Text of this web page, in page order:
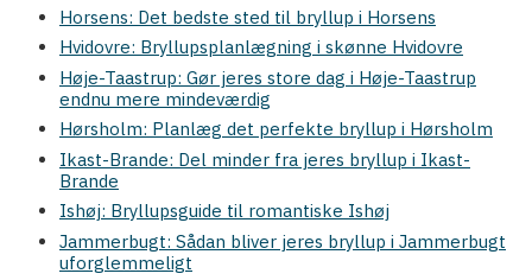
Horsens: Det bedste sted til bryllup i Horsens
Hvidovre: Bryllupsplanlægning i skønne Hvidovre
Høje-Taastrup: Gør jeres store dag i Høje-Taastrup
endnu mere mindeværdig
Hørsholm: Planlæg det perfekte bryllup i Hørsholm
Ikast-Brande: Del minder fra jeres bryllup i Ikast-
Brande
Ishøj: Bryllupsguide til romantiske Ishøj
Jammerbugt: Sådan bliver jeres bryllup i Jammerbugt
uforglemmeligt